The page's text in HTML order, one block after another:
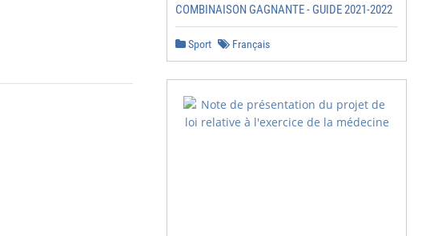
COMBINAISON GAGNANTE - GUIDE 2021-2022
Sport Français